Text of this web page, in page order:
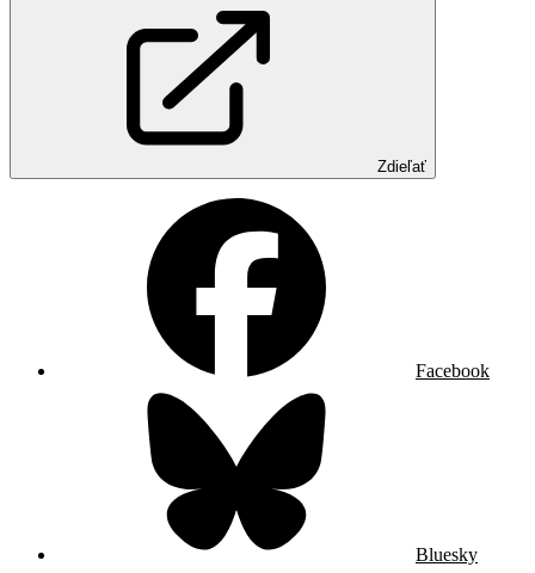
Zdieľať
Facebook
Bluesky